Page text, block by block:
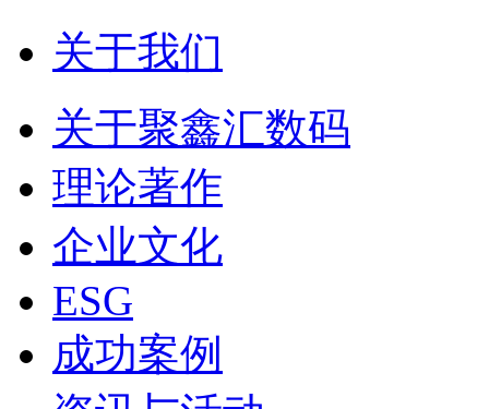
关于我们
关于聚鑫汇数码
理论著作
企业文化
ESG
成功案例